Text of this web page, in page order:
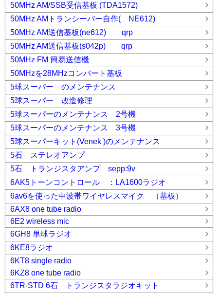
50MHz AM/SSB受信基板 (TDA1572)
50MHz AMトランシーバー自作( NE612)
50MHz AM送信基板(ne612) qrp
50MHz AM送信基板(s042p) qrp
50MHz FM 簡易送信機
50MHzを28MHzコンバート基板
5球スーパー のメンテナンス
5球スーパー 改造修理
5球スーパーのメンテナンス 2号機
5球スーパーのメンテナンス 3号機
5球スーパーキット(Venek )のメンテナンス
5石 ステレオアンプ
5石 トランジスタアンプ sepp:9v
6AK5トーンコントロール ：LA1600ラジオ
6av6を使った中波帯ワイヤレスマイク （基板）
6AX8 one tube radio
6E2 wireless mic
6GH8 単球ラジオ
6KE8ラジオ
6KT8 single radio
6KZ8 one tube radio
6TR-STD 6石 トランジスタラジオキット